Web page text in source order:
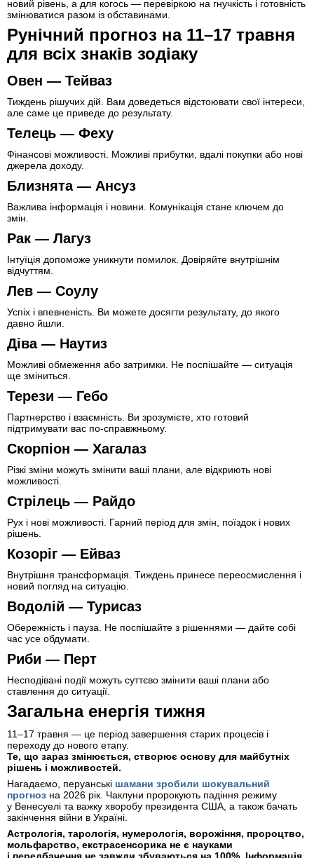
новий рівень, а для когось — перевіркою на гнучкість і готовність
змінюватися разом із обставинами.
Рунічний прогноз на 11–17 травня
для всіх знаків зодіаку
Овен — Тейваз
Тиждень рішучих дій. Вам доведеться відстоювати свої інтереси,
але саме це приведе до результату.
Телець — Феху
Фінансові можливості. Можливі прибутки, вдалі покупки або нові
джерела доходу.
Близнята — Ансуз
Важлива інформація і новини. Комунікація стане ключем до
змін.
Рак — Лагуз
Інтуїція допоможе уникнути помилок. Довіряйте внутрішнім
відчуттям.
Лев — Соулу
Успіх і впевненість. Ви можете досягти результату, до якого
давно йшли.
Діва — Наутиз
Можливі обмеження або затримки. Не поспішайте — ситуація
ще зміниться.
Терези — Гебо
Партнерство і взаємність. Ви зрозумієте, хто готовий
підтримувати вас по-справжньому.
Скорпіон — Хагалаз
Різкі зміни можуть змінити ваші плани, але відкриють нові
можливості.
Стрілець — Райдо
Рух і нові можливості. Гарний період для змін, поїздок і нових
рішень.
Козоріг — Ейваз
Внутрішня трансформація. Тиждень принесе переосмислення і
новий погляд на ситуацію.
Водолій — Турисаз
Обережність і пауза. Не поспішайте з рішеннями — дайте собі
час усе обдумати.
Риби — Перт
Несподівані події можуть суттєво змінити ваші плани або
ставлення до ситуації.
Загальна енергія тижня
11–17 травня — це період завершення старих процесів і
переходу до нового етапу.
Те, що зараз змінюється, створює основу для майбутніх
рішень і можливостей.
Нагадаємо, перуанські шамани зробили шокувальний
прогноз на 2026 рік. Чаклуни пророкують падіння режиму
у Венесуелі та важку хворобу президента США, а також бачать
закінчення війни в Україні.
Астрологія, тарологія, нумерологія, ворожіння, пророцтво,
мольфарство, екстрасенсорика не є науками